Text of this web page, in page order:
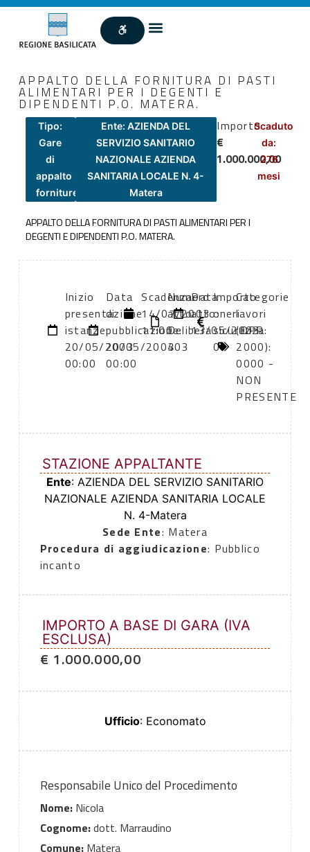
APPALTO DELLA FORNITURA DI PASTI
ALIMENTARI PER I DEGENTI E
DIPENDENTI P.O. MATERA.
Tipo:
Gare
di
appalto
forniture
Ente: AZIENDA DEL
SERVIZIO SANITARIO
NAZIONALE AZIENDA
SANITARIA LOCALE N. 4-
Matera
Importo
€
1.000.000,00
Scaduto
da:
276
mesi
APPALTO DELLA FORNITURA DI PASTI ALIMENTARI PER I
DEGENTI E DIPENDENTI P.O. MATERA.
Inizio
presentazione
istanze:
20/05/2003
00:00
Data
di
pubblicazione:
20/05/2003
00:00
Scadenza:
14/07/2003
11:00
Numero
atto:
Delibera
403
Data
atto:
13/05/2003
Importo
oneri
sicurezza:
0
Categorie
lavori
(DPR
2000):
0000 -
NON
PRESENTE
STAZIONE APPALTANTE
Ente: AZIENDA DEL SERVIZIO SANITARIO
NAZIONALE AZIENDA SANITARIA LOCALE
N. 4-Matera
Sede Ente: Matera
Procedura di aggiudicazione: Pubblico
incanto
IMPORTO A BASE DI GARA (IVA
ESCLUSA)
€ 1.000.000,00
Ufficio: Economato
Responsabile Unico del Procedimento
Nome:Nicola
Cognome:dott. Marraudino
Comune:Matera